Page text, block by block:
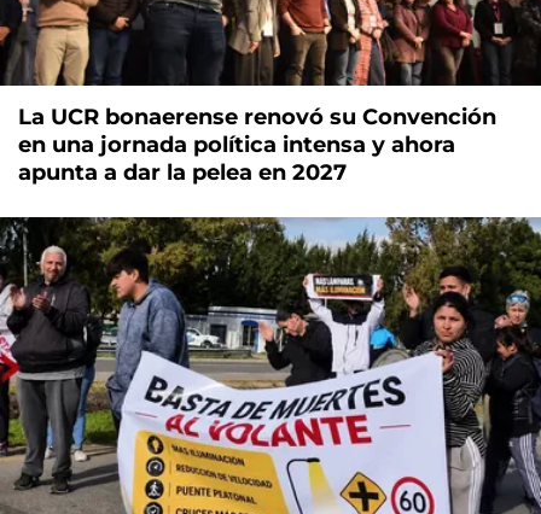
La UCR bonaerense renovó su Convención
en una jornada política intensa y ahora
apunta a dar la pelea en 2027